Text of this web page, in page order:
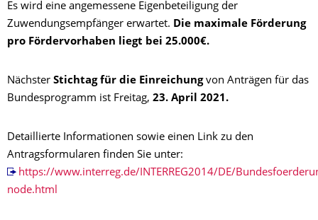
Es wird eine angemessene Eigenbeteiligung der
Zuwendungsempfänger erwartet. Die maximale Förderung
pro Fördervorhaben liegt bei 25.000€.
Nächster Stichtag für die Einreichungvon Anträgen für das
Bundesprogramm ist Freitag, 23. April 2021.
Detaillierte Informationen sowie einen Link zu den
Antragsformularen finden Sie unter:
https://www.interreg.de/INTERREG2014/DE/
node.html